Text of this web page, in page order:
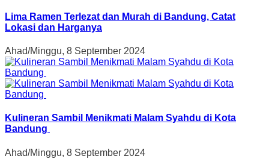
Lima Ramen Terlezat dan Murah di Bandung, Catat
Lokasi dan Harganya
Ahad/Minggu, 8 September 2024
Kulineran Sambil Menikmati Malam Syahdu di Kota
Bandung
Ahad/Minggu, 8 September 2024